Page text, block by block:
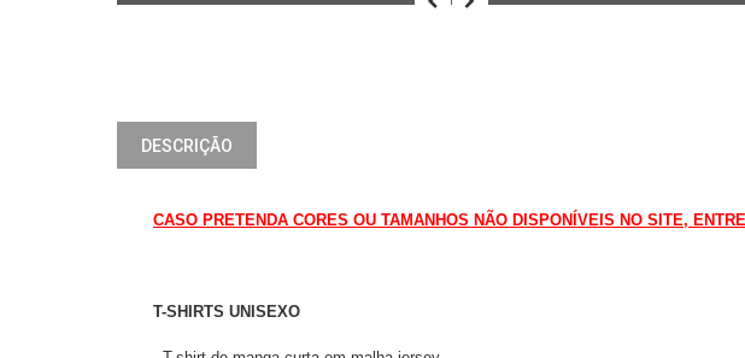
DESCRIÇÃO
CASO PRETENDA CORES OU TAMANHOS NÃO DISPONÍVEIS NO SITE,
T-SHIRTS UNISEXO